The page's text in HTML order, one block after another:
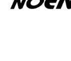
Home|